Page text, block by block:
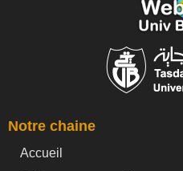
Notre chaine
Accueil